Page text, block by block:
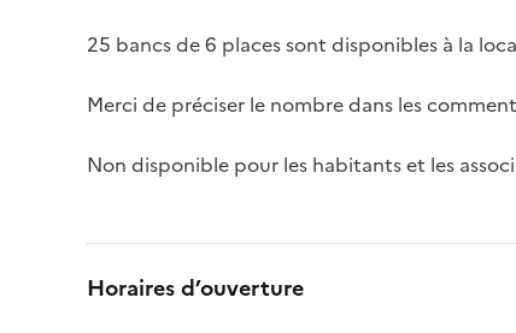
25 bancs de 6 places sont disponibles à la
Merci de préciser le nombre dans les
Non disponible pour les habitants et les
Horaires d’ouverture